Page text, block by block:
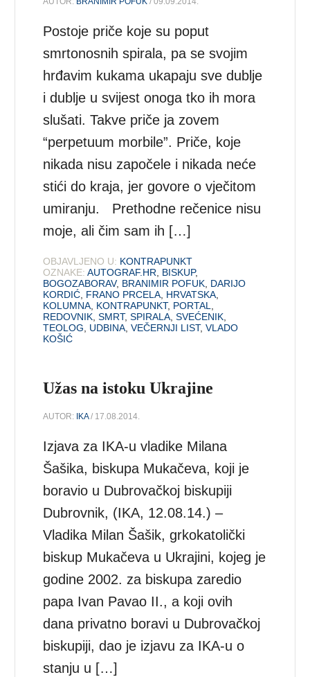
Postoje priče koje su poput
smrtonosnih spirala, pa se svojim
hrđavim kukama ukapaju sve dublje
i dublje u svijest onoga tko ih mora
slušati. Takve priče ja zovem
“perpetuum morbile”. Priče, koje
nikada nisu započele i nikada neće
stići do kraja, jer govore o vječitom
umiranju. Prethodne rečenice nisu
moje, ali čim sam ih […]
OBJAVLJENO U: KONTRAPUNKT
OZNAKE: AUTOGRAF.HR, BISKUP,
BOGOZABORAV, BRANIMIR POFUK, DARIJO
KORDIĆ, FRANO PRCELA, HRVATSKA,
KOLUMNA, KONTRAPUNKT, PORTAL,
REDOVNIK,SMRT,SPIRALA,SVEĆENIK,
TEOLOG, UDBINA,VEČERNJI LIST,VLADO
KOŠIĆ
Užas na istoku Ukrajine
AUTOR: IKA/ 17.08.2014.
Izjava za IKA-u vladike Milana
Šašika, biskupa Mukačeva, koji je
boravio u Dubrovačkoj biskupiji
Dubrovnik, (IKA, 12.08.14.) –
Vladika Milan Šašik, grkokatolički
biskup Mukačeva u Ukrajini, kojeg je
godine 2002. za biskupa zaredio
papa Ivan Pavao II., a koji ovih
dana privatno boravi u Dubrovačkoj
biskupiji, dao je izjavu za IKA-u o
stanju u […]